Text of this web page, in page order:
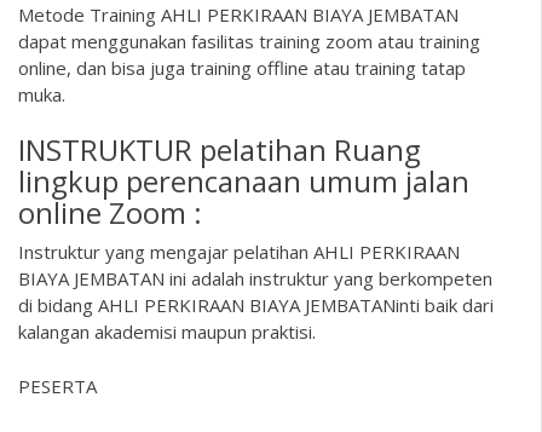
Metode Training AHLI PERKIRAAN BIAYA JEMBATAN
dapat menggunakan fasilitas training zoom atau training
online, dan bisa juga training offline atau training tatap
muka.
INSTRUKTUR pelatihan Ruang
lingkup perencanaan umum jalan
online Zoom :
Instruktur yang mengajar pelatihan AHLI PERKIRAAN
BIAYA JEMBATAN ini adalah instruktur yang berkompeten
di bidang AHLI PERKIRAAN BIAYA JEMBATANinti baik dari
kalangan akademisi maupun praktisi.
PESERTA